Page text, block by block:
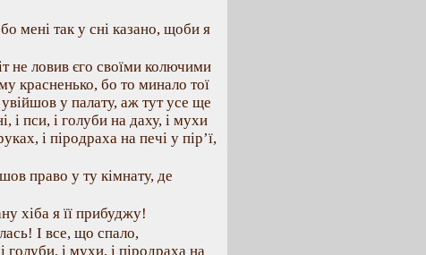
мені так у сні казано, щоби я
не ловив єго своїми колючими
красненько, бо то минало тої
у палату, аж тут усе ще
і пси, і голуби на даху, і мухи
і піродраха на печі у пір’ї,
право у ту кімнату, де
хіба я її прибуджу!
І все, що спало,
голуби, і мухи, і піродраха на